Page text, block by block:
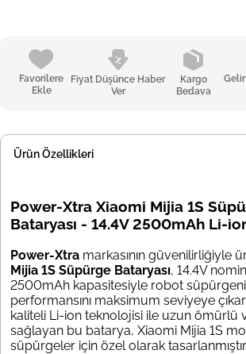
Favorilere
Ekle
Fiyat Düşünce Haber
Ver
Kargo
Bedava
Ürün Özellikleri
Power-Xtra Xiaomi Mijia 1S
Bataryası - 14.4V 2500mAh Li-
Power-Xtra markasının güvenilirliğiyle
Mijia 1S Süpürge Bataryası, 14.4V
2500mAh kapasitesiyle robot
performansını maksimum seviyeye
kaliteli Li-ion teknolojisi ile uzun ömürlü
sağlayan bu batarya, Xiaomi Mijia 1S
süpürgeler için özel olarak tasarlanmıştır.